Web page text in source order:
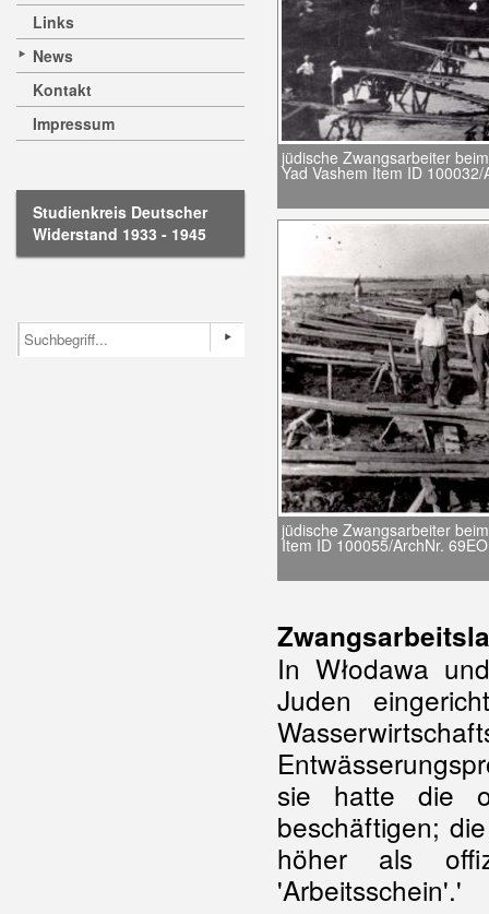
Links
News
Kontakt
Impressum
Studienkreis Deutscher
Widerstand 1933 - 1945
jüdische Zwangsarbeiter
Yad Vashem Item ID
jüdische Zwangsarbeiter
Item ID 100055/ArchNr.
In Włodawa
Juden
sie hatte die
beschäftigen;
höher als
'Arbeitsschein'.'